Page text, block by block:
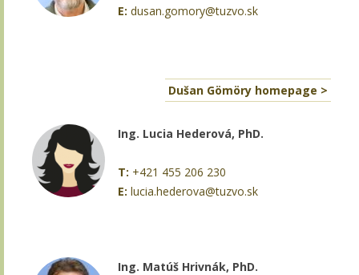
E: dusan.gomory@tuzvo.sk
Dušan Gömöry homepage >
Ing. Lucia Hederová, PhD.
T: +421 455 206 230
E: lucia.hederova@tuzvo.sk
Ing. Matúš Hrivnák, PhD.